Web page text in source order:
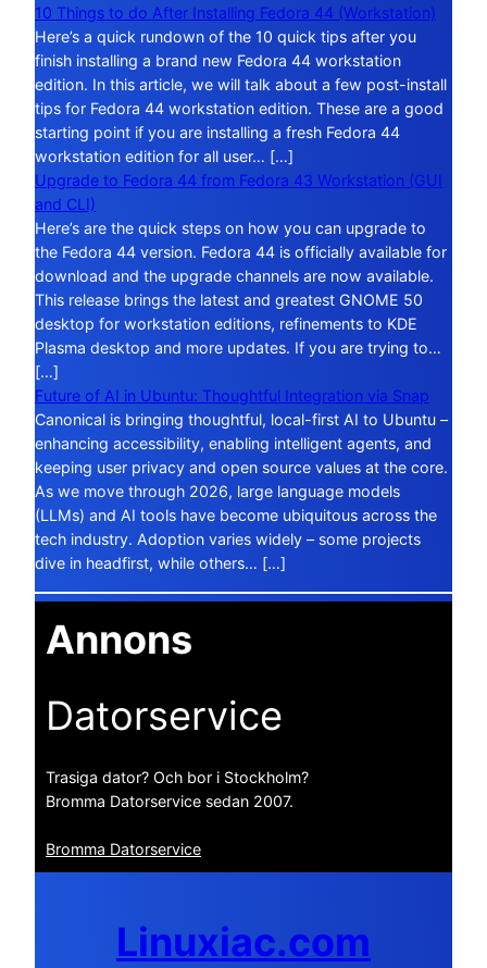
10 Things to do After Installing Fedora 44 (Workstation)
Here’s a quick rundown of the 10 quick tips after you
finish installing a brand new Fedora 44 workstation
edition. In this article, we will talk about a few post-install
tips for Fedora 44 workstation edition. These are a good
starting point if you are installing a fresh Fedora 44
workstation edition for all user… […]
Upgrade to Fedora 44 from Fedora 43 Workstation (GUI
and CLI)
Here’s are the quick steps on how you can upgrade to
the Fedora 44 version. Fedora 44 is officially available for
download and the upgrade channels are now available.
This release brings the latest and greatest GNOME 50
desktop for workstation editions, refinements to KDE
Plasma desktop and more updates. If you are trying to…
[…]
Future of AI in Ubuntu: Thoughtful Integration via Snap
Canonical is bringing thoughtful, local-first AI to Ubuntu –
enhancing accessibility, enabling intelligent agents, and
keeping user privacy and open source values at the core.
As we move through 2026, large language models
(LLMs) and AI tools have become ubiquitous across the
tech industry. Adoption varies widely – some projects
dive in headfirst, while others… […]
Annons
Datorservice
Trasiga dator? Och bor i Stockholm?
Bromma Datorservice sedan 2007.
Bromma Datorservice
Linuxiac.com